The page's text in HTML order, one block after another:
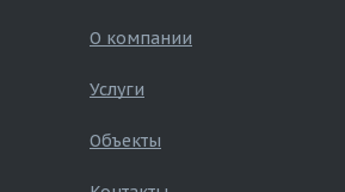
О компании
Услуги
Объекты